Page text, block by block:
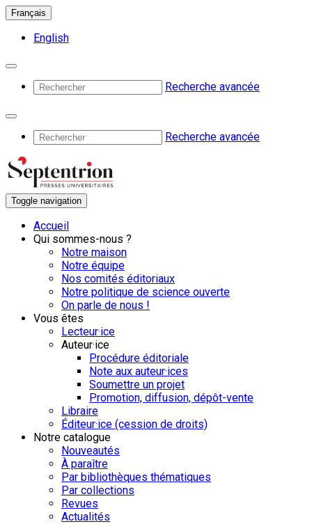
Français
English
Recherche avancée
Recherche avancée
Toggle navigation
Accueil
Qui sommes-nous ?
Notre maison
Notre équipe
Nos comités éditoriaux
Notre politique de science ouverte
On parle de nous !
Vous êtes
Lecteur·ice
Auteur·ice
Procédure éditoriale
Note aux auteur·ices
Soumettre un projet
Promotion, diffusion, dépôt-vente
Libraire
Éditeur·ice (cession de droits)
Notre catalogue
Nouveautés
À paraître
Par bibliothèques thématiques
Par collections
Revues
Actualités